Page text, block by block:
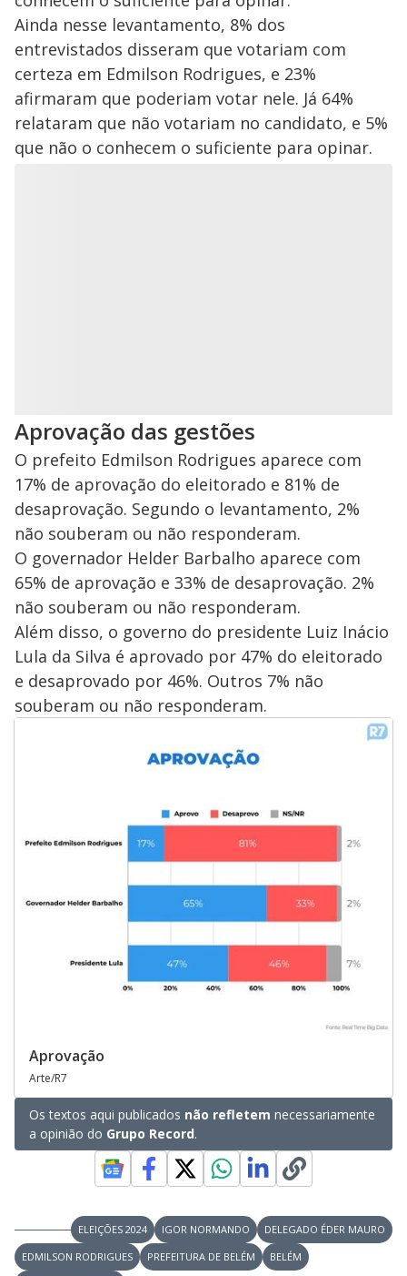
Ainda nesse levantamento, 8% dos
entrevistados disseram que votariam com
certeza em Edmilson Rodrigues, e 23%
afirmaram que poderiam votar nele. Já 64%
relataram que não votariam no candidato, e 5%
que não o conhecem o suficiente para opinar.
Aprovação das gestões
O prefeito Edmilson Rodrigues aparece com
17% de aprovação do eleitorado e 81% de
desaprovação. Segundo o levantamento, 2%
não souberam ou não responderam.
O governador Helder Barbalho aparece com
65% de aprovação e 33% de desaprovação. 2%
não souberam ou não responderam.
Além disso, o governo do presidente Luiz Inácio
Lula da Silva é aprovado por 47% do eleitorado
e desaprovado por 46%. Outros 7% não
souberam ou não responderam.
Aprovação
Arte/R7
Os textos aqui publicados não refletem necessariamente
a opinião do Grupo Record.
ELEIÇÕES 2024 IGOR NORMANDO
DELEGADO ÉDER MAURO
EDMILSON RODRIGUES
PREFEITURA DE BELÉM
BELÉM